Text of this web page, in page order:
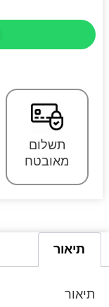
תשלום
מאובטח
תיאור
תיאור